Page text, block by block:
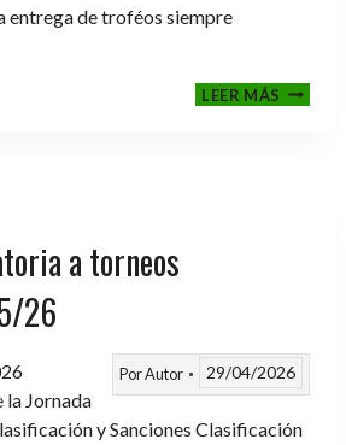
entrega de troféos siempre
LEER MÁSCENA-
a torneos
26
PorAutor 29/04/2026
la Jornada
y Sanciones Clasificación